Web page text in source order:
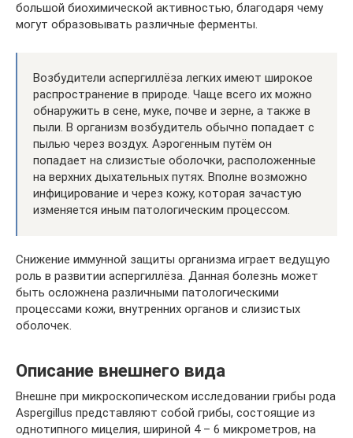
большой биохимической активностью, благодаря чему
могут образовывать различные ферменты.
Возбудители аспергиллёза легких имеют широкое
распространение в природе. Чаще всего их можно
обнаружить в сене, муке, почве и зерне, а также в
пыли. В организм возбудитель обычно попадает с
пылью через воздух. Аэрогенным путём он
попадает на слизистые оболочки, расположенные
на верхних дыхательных путях. Вполне возможно
инфицирование и через кожу, которая зачастую
изменяется иным патологическим процессом.
Снижение иммунной защиты организма играет ведущую
роль в развитии аспергиллёза. Данная болезнь может
быть осложнена различными патологическими
процессами кожи, внутренних органов и слизистых
оболочек.
Описание внешнего вида
Внешне при микроскопическом исследовании грибы рода
Aspergillus представляют собой грибы, состоящие из
однотипного мицелия, шириной 4 – 6 микрометров, на